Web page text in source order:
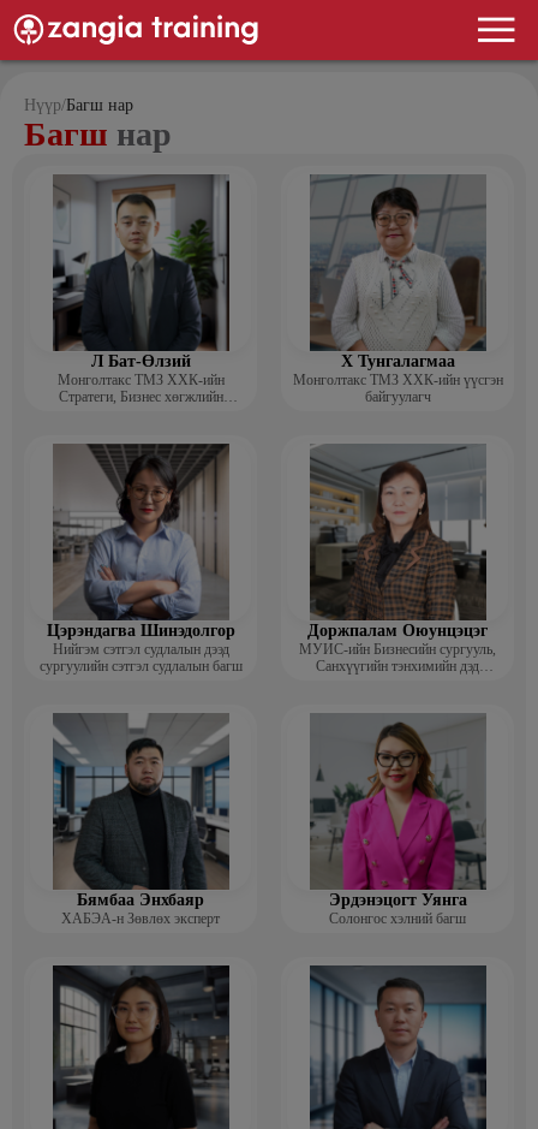
Нүүр/Багш нар
Багш нар
Л Бат-Өлзий
Монголтакс ТМЗ ХХК-ийн
Стратеги, Бизнес хөгжлийн
Х Тунгалагмаа
Монголтакс ТМЗ ХХК-ийн үүсгэн
байгуулагч
Цэрэндагва Шинэдолгор
Нийгэм сэтгэл судлалын дээд
сургуулийн сэтгэл судлалын багш
Доржпалам Оюунцэцэг
МУИС-ийн Бизнесийн сургууль,
Санхүүгийн тэнхимийн дэд
Бямбаа Энхбаяр
ХАБЭА-н Зөвлөх эксперт
Эрдэнэцогт Уянга
Солонгос хэлний багш